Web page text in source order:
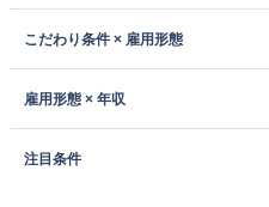
こだわり条件 × 雇用形態
雇用形態 × 年収
注目条件